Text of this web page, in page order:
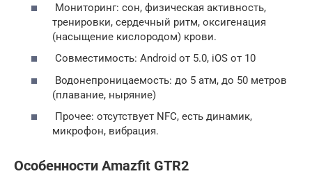
Мониторинг: сон, физическая активность,
тренировки, сердечный ритм, оксигенация
(насыщение кислородом) крови.
Совместимость: Android от 5.0, iOS от 10
Водонепроницаемость: до 5 атм, до 50 метров
(плавание, ныряние)
Прочее: отсутствует NFC, есть динамик,
микрофон, вибрация.
Особенности Amazfit GTR2